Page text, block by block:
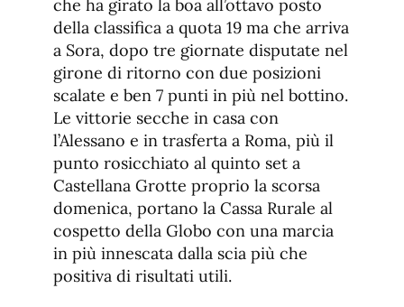
che ha girato la boa all’ottavo posto
della classifica a quota 19 ma che arriva
a Sora, dopo tre giornate disputate nel
girone di ritorno con due posizioni
scalate e ben 7 punti in più nel bottino.
Le vittorie secche in casa con
l’Alessano e in trasferta a Roma, più il
punto rosicchiato al quinto set a
Castellana Grotte proprio la scorsa
domenica, portano la Cassa Rurale al
cospetto della Globo con una marcia
in più innescata dalla scia più che
positiva di risultati utili.